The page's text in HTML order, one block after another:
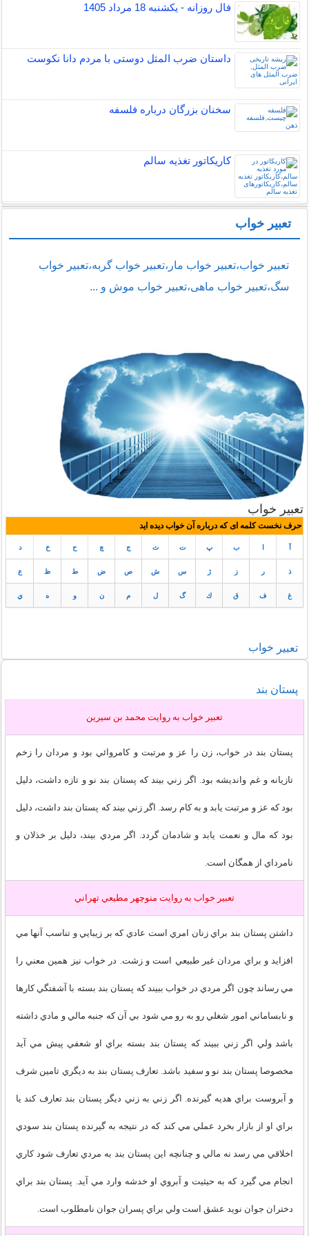
فال روزانه - یکشنبه 18 مرداد 1405
داستان ضرب المثل دوستی با مردم دانا نكوست
سخنان بزرگان درباره فلسفه
کاریکاتور تغذیه سالم
تعبیر خواب
تعبیر خواب،تعبیر خواب مار،تعبیر خواب گربه،تعبیر خواب
سگ،تعبیر خواب ماهی،تعبیر خواب موش و ...
تعبیر خواب
حرف نخست کلمه ای که درباره آن خواب دیده اید
ب پ ت ث ج چ ح خ د
ذ ر ز ژ س ش ص ض ط ظ ع
غ ف ق ك گ ل م ن و ه ي
تعبير خواب
پستان بند
تعبير خواب به روايت محمد بن سيرين
پستان بند در خواب، زن را عز و مرتبت و كامروائي بود و مردان را زخم
تازيانه و غم وانديشه بود. اگر زني بيند كه پستان بند نو و تازه داشت، دليل
بود كه عز و مرتبت يابد و به كام رسد. اگر زني بيند كه پستان بند داشت، دليل
بود كه مال و نعمت يابد و شادمان گردد. اگر مردي بيند، دليل بر خذلان و
نامرداي از همگان است.
تعبير خواب به روايت منوچهر مطيعي تهراني
داشتن پستان بند براي زنان امري است عادي که بر زيبايي و تناسب آنها مي
افزايد و براي مردان غير طبيعي است و زشت. در خواب نيز همين معني را
مي رساند چون اگر مردي در خواب ببيند که پستان بند بسته با آشفتگي کارها
و نابساماني امور شغلي رو به رو مي شود بي آن که جنبه مالي و مادي داشته
باشد ولي اگر زني ببيند که پستان بند بسته براي او شعفي پيش مي آيد
مخصوصا پستان بند نو و سفيد باشد. تعارف پستان بند به ديگري تامين شرف
و آبروست براي هديه گيرنده. اگر زني به زني ديگر پستان بند تعارف کند يا
براي او از بازار بخرد عملي مي کند که در نتيجه به گيرنده پستان بند سودي
اخلاقي مي رسد نه مالي و چنانچه اين پستان بند به مردي تعارف شود کاري
انجام مي گيرد که به حيثيت و آبروي او خدشه وارد مي آيد. پستان بند براي
دختران جوان نويد عشق است ولي براي پسران جوان نامطلوب است.